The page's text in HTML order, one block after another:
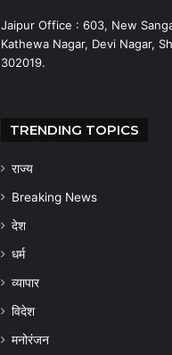
Jaipur Office : 603, New
Kathewa Nagar, Devi Nagar,
302019.
TRENDING TOPICS
राज्य
Breaking News
देश
धर्म
व्यापार
विदेश
मनोरंजन